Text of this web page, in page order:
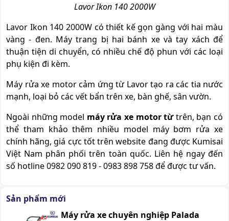
Lavor Ikon 140 2000W
Lavor Ikon 140 2000W có thiết kế gọn gàng với hai màu
vàng - đen. Máy trang bị hai bánh xe và tay xách để
thuận tiện di chuyển, có nhiều chế độ phun với các loại
phụ kiện đi kèm.
Máy rửa xe motor cảm ứng từ Lavor tạo ra các tia nước
mạnh, loại bỏ các vết bẩn trên xe, bàn ghế, sân vườn.
Ngoài những model máy rửa xe motor từtrên, bạn có
thể tham khảo thêm nhiều model máy bơm rửa xe
chính hãng, giá cực tốt trên website đang được Kumisai
Việt Nam phân phối trên toàn quốc. Liên hệ ngay đến
số hotline 0982 090 819 - 0983 898 758 để được tư vấn.
Sản phẩm mới
Máy rửa xe chuyên nghiệp Palada